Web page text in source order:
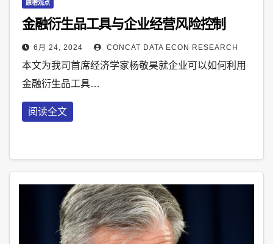
康楷观点
金融衍生品工具与企业经营风险控制
6月 24, 2024 CONCAT DATA ECON RESEARCH
本文为我司首席经济学家杨敬昊就企业可以如何利用
金融衍生品工具…
阅读全文